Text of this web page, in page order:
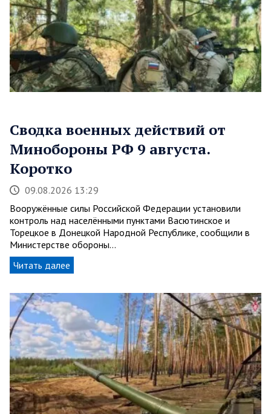
Сводка военных действий от
Минобороны РФ 9 августа.
Коротко
09.08.2026 13:29
Вооружённые силы Российской Федерации установили
контроль над населёнными пунктами Васютинское и
Торецкое в Донецкой Народной Республике, сообщили в
Министерстве обороны…
Читать далее